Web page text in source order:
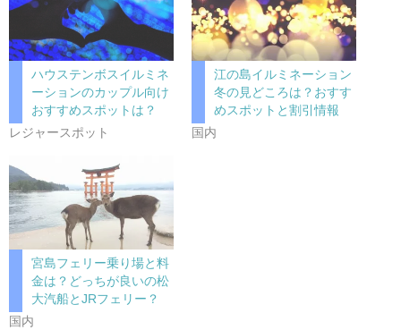
ハウステンボスイルミネ
ーションのカップル向け
おすすめスポットは？
レジャースポット
江の島イルミネーション
冬の見どころは？おすす
めスポットと割引情報
国内
宮島フェリー乗り場と料
金は？どっちが良いの松
大汽船とJRフェリー？
国内